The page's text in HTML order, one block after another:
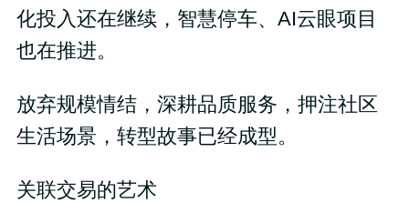
化投入还在继续，智慧停车、AI云眼项目
也在推进。
放弃规模情结，深耕品质服务，押注社区
生活场景，转型故事已经成型。
关联交易的艺术